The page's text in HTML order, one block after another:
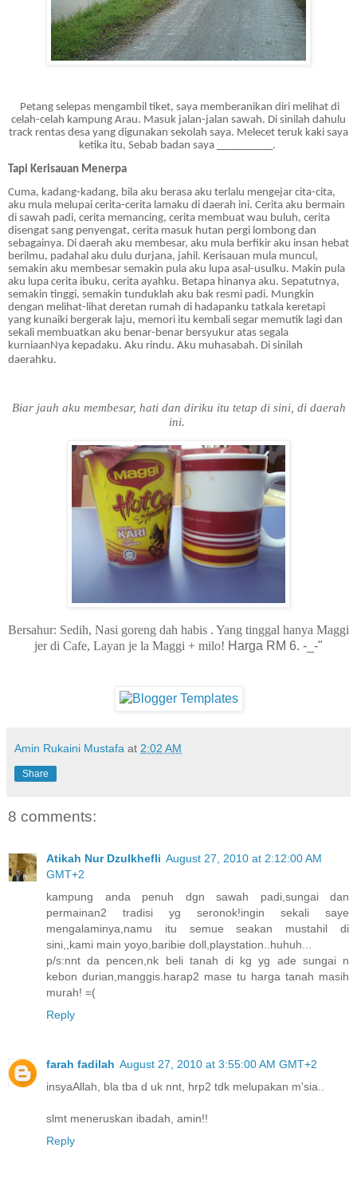
Petang selepas mengambil tiket, saya memberanikan diri melihat di
celah-celah kampung Arau. Masuk jalan-jalan sawah. Di sinilah dahulu
track rentas desa yang digunakan sekolah saya. Melecet teruk kaki saya
ketika itu, Sebab badan saya __________.
Tapi Kerisauan Menerpa
Cuma, kadang-kadang, bila aku berasa aku terlalu mengejar cita-cita,
aku mula melupai cerita-cerita lamaku di daerah ini. Cerita aku bermain
di sawah padi, cerita memancing, cerita membuat wau buluh, cerita
disengat sang penyengat, cerita masuk hutan pergi lombong dan
sebagainya. Di daerah aku membesar, aku mula berfikir aku insan hebat
berilmu, padahal aku dulu durjana, jahil. Kerisauan mula muncul,
semakin aku membesar semakin pula aku lupa asal-usulku. Makin pula
aku lupa cerita ibuku, cerita ayahku. Betapa hinanya aku. Sepatutnya,
semakin tinggi, semakin tunduklah aku bak resmi padi. Mungkin
dengan melihat-lihat deretan rumah di hadapanku tatkala keretapi
yang kunaiki bergerak laju, memori itu kembali segar memutik lagi dan
sekali membuatkan aku benar-benar bersyukur atas segala
kurniaanNya kepadaku. Aku rindu. Aku muhasabah. Di sinilah
daerahku.
Biar jauh aku membesar, hati dan diriku itu tetap di sini, di daerah
ini.
Bersahur: Sedih, Nasi goreng dah habis . Yang tinggal hanya Maggi
jer di Cafe, Layan je la Maggi + milo! Harga RM 6. -_-"
Amin Rukaini Mustafa at 2:02 AM
Share
8 comments:
Atikah Nur Dzulkhefli August 27, 2010 at 2:12:00 AM
GMT+2
kampung anda penuh dgn sawah padi,sungai dan
permainan2 tradisi yg seronok!ingin sekali saye
mengalaminya,namu itu semue seakan mustahil di
sini,,kami main yoyo,baribie doll,playstation..huhuh...
p/s:nnt da pencen,nk beli tanah di kg yg ade sungai n
kebon durian,manggis.harap2 mase tu harga tanah masih
murah! =(
Reply
farah fadilah August 27, 2010 at 3:55:00 AM GMT+2
insyaAllah, bla tba d uk nnt, hrp2 tdk melupakan m'sia..
slmt meneruskan ibadah, amin!!
Reply